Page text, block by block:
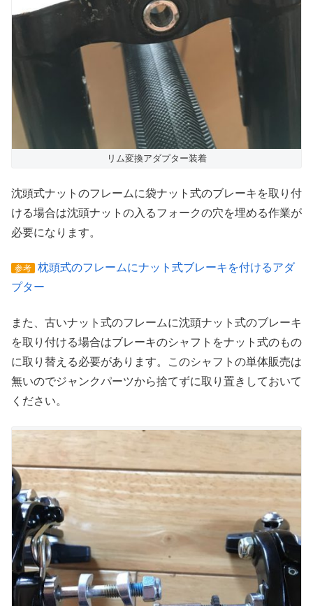
リム変換アダプター装着
沈頭式ナットのフレームに袋ナット式のブレーキを取り付
ける場合は沈頭ナットの入るフォークの穴を埋める作業が
必要になります。
参考
枕頭式のフレームにナット式ブレーキを付けるアダ
プター
また、古いナット式のフレームに沈頭ナット式のブレーキ
を取り付ける場合はブレーキのシャフトをナット式のもの
に取り替える必要があります。このシャフトの単体販売は
無いのでジャンクパーツから捨てずに取り置きしておいて
ください。